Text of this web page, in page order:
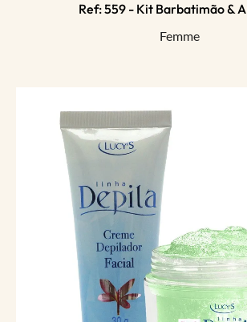
Ref: 559 - Kit Barbatimão &
Femme